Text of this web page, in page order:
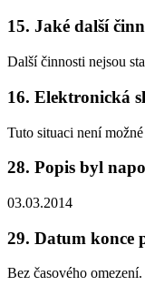
15. Jaké další
Další činnosti nejsou
16. Elektronická
Tuto situaci není
28. Popis byl
03.03.2014
29. Datum konce
Bez časového omezení.